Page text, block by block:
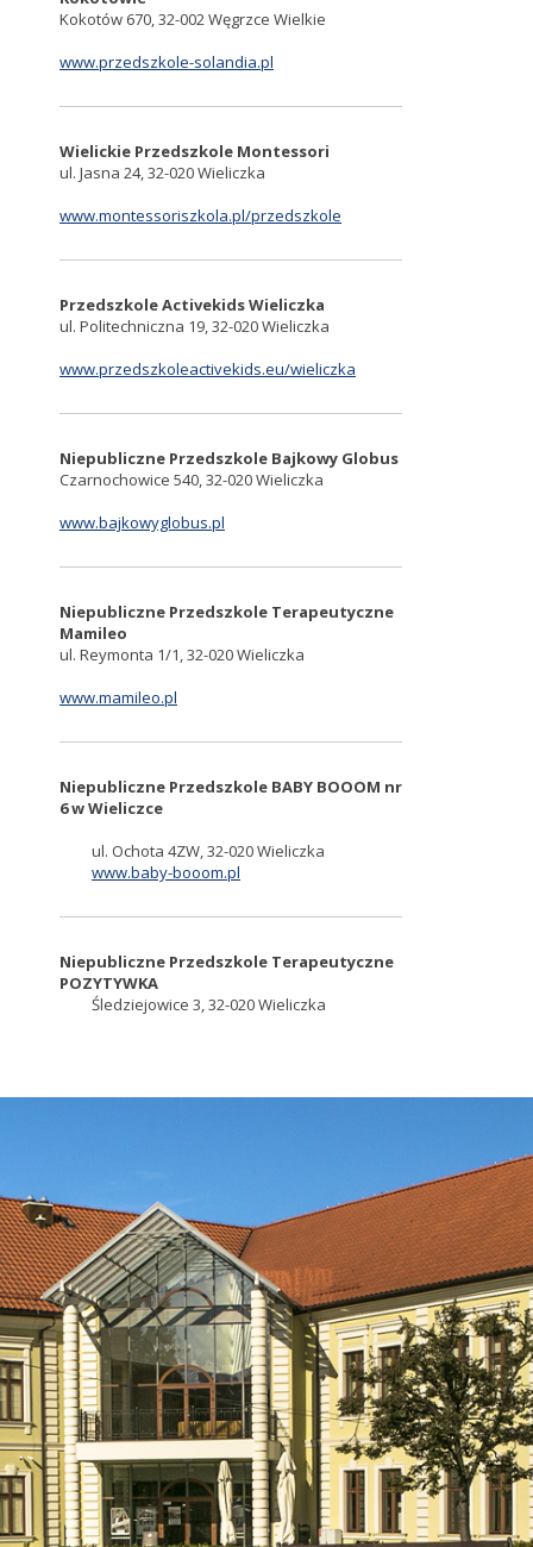
Kokotów 670, 32-002 Węgrzce Wielkie
www.przedszkole-solandia.pl
Wielickie Przedszkole Montessori
ul. Jasna 24, 32-020 Wieliczka
www.montessoriszkola.pl/przedszkole
Przedszkole Activekids Wieliczka
ul. Politechniczna 19, 32-020 Wieliczka
www.przedszkoleactivekids.eu/wieliczka
Niepubliczne Przedszkole Bajkowy Globus
Czarnochowice 540, 32-020 Wieliczka
www.bajkowyglobus.pl
Niepubliczne Przedszkole Terapeutyczne
Mamileo
ul. Reymonta 1/1, 32-020 Wieliczka
www.mamileo.pl
Niepubliczne Przedszkole BABY BOOOM nr
6 w Wieliczce
ul. Ochota 4ZW, 32-020 Wieliczka
www.baby-booom.pl
Niepubliczne Przedszkole Terapeutyczne
POZYTYWKA
Śledziejowice 3, 32-020 Wieliczka